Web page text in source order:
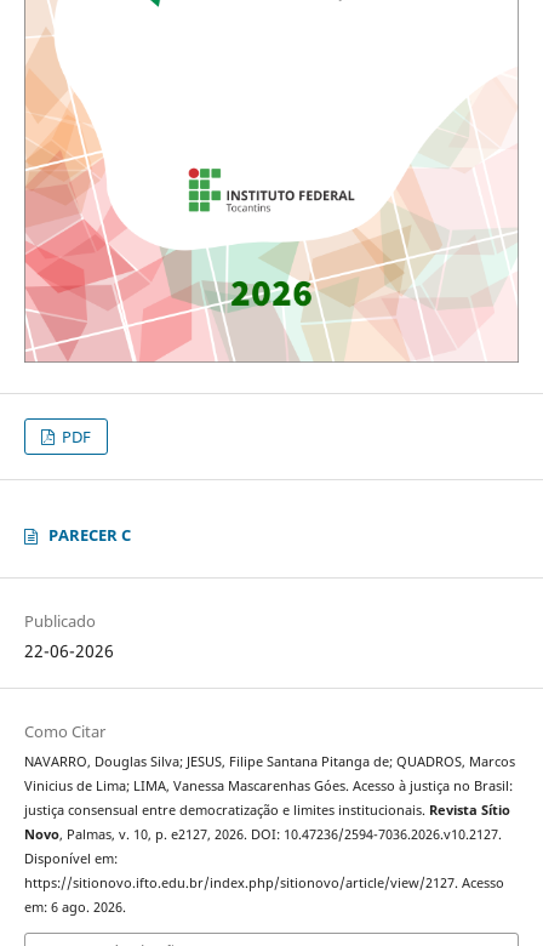
PDF
PARECER C
Publicado
22-06-2026
Como Citar
NAVARRO, Douglas Silva; JESUS, Filipe Santana Pitanga de; QUADROS, Marcos
Vinicius de Lima; LIMA, Vanessa Mascarenhas Góes. Acesso à justiça no Brasil:
justiça consensual entre democratização e limites institucionais. Revista Sítio
Novo, Palmas, v. 10, p. e2127, 2026. DOI: 10.47236/2594-7036.2026.v10.2127.
Disponível em:
https://sitionovo.ifto.edu.br/index.php/sitionovo/article/view/2127. Acesso
em: 6 ago. 2026.